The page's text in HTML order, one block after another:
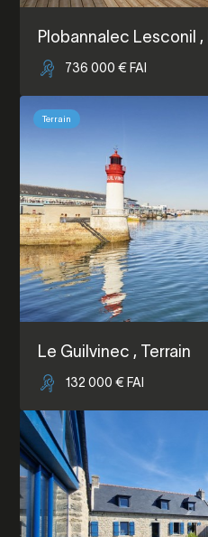
Plobannalec Lesconil ,
736 000 € FAI
Terrain
Le Guilvinec , Terrain
132 000 € FAI